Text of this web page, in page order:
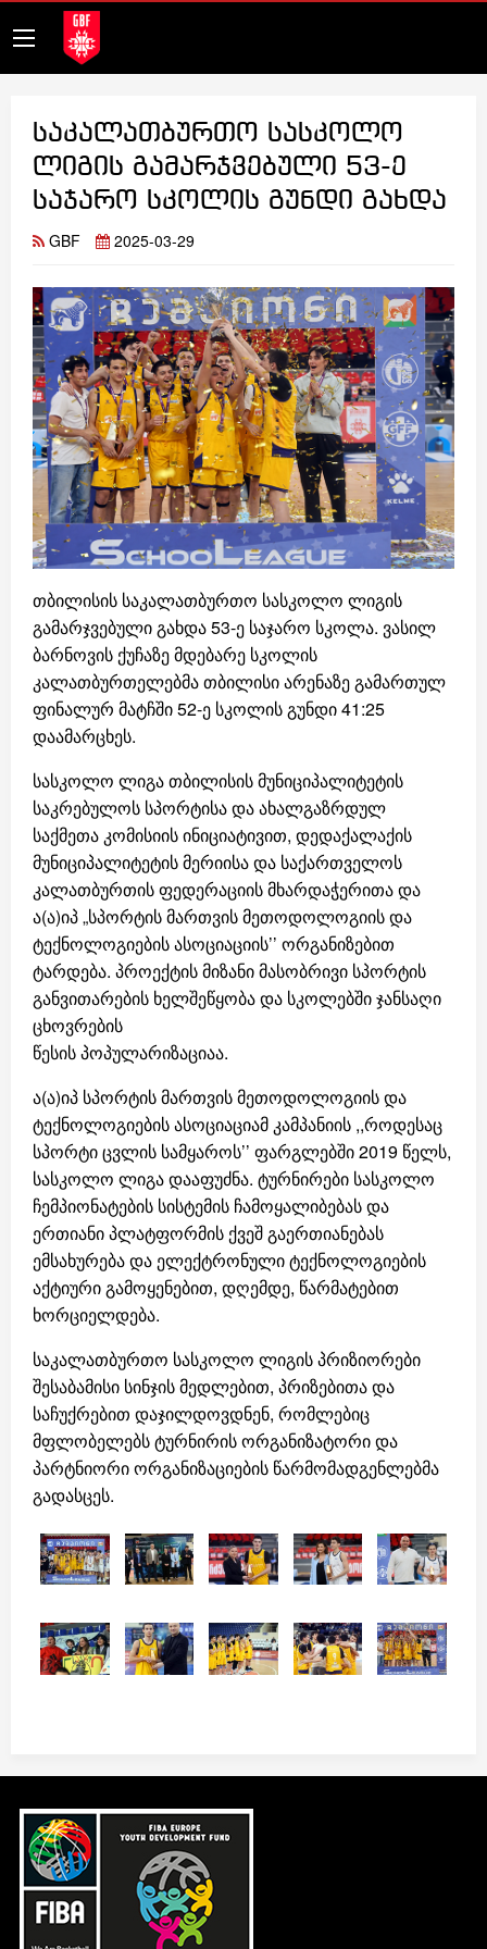
საკალათბურთო სასკოლო
ლიგის გამარჯვებული 53-ე
საჯარო სკოლის გუნდი გახდა
GBF 2025-03-29
თბილისის საკალათბურთო სასკოლო ლიგის
გამარჯვებული გახდა 53-ე საჯარო სკოლა. ვასილ
ბარნოვის ქუჩაზე მდებარე სკოლის
კალათბურთელებმა თბილისი არენაზე გამართულ
ფინალურ მატჩში 52-ე სკოლის გუნდი 41:25
დაამარცხეს.
სასკოლო ლიგა თბილისის მუნიციპალიტეტის
საკრებულოს სპორტისა და ახალგაზრდულ
საქმეთა კომისიის ინიციატივით, დედაქალაქის
მუნიციპალიტეტის მერიისა და საქართველოს
კალათბურთის ფედერაციის მხარდაჭერითა და
ა(ა)იპ „სპორტის მართვის მეთოდოლოგიის და
ტექნოლოგიების ასოციაციის’’ ორგანიზებით
ტარდება. პროექტის მიზანი მასობრივი სპორტის
განვითარების ხელშეწყობა და სკოლებში ჯანსაღი
ცხოვრების
წესის პოპულარიზაციაა.
ა(ა)იპ სპორტის მართვის მეთოდოლოგიის და
ტექნოლოგიების ასოციაციამ კამპანიის ,,როდესაც
სპორტი ცვლის სამყაროს’’ ფარგლებში 2019 წელს,
სასკოლო ლიგა დააფუძნა. ტურნირები სასკოლო
ჩემპიონატების სისტემის ჩამოყალიბებას და
ერთიანი პლატფორმის ქვეშ გაერთიანებას
ემსახურება და ელექტრონული ტექნოლოგიების
აქტიური გამოყენებით, დღემდე, წარმატებით
ხორციელდება.
საკალათბურთო სასკოლო ლიგის პრიზიორები
შესაბამისი სინჯის მედლებით, პრიზებითა და
საჩუქრებით დაჯილდოვდნენ, რომლებიც
მფლობელებს ტურნირის ორგანიზატორი და
პარტნიორი ორგანიზაციების წარმომადგენლებმა
გადასცეს.